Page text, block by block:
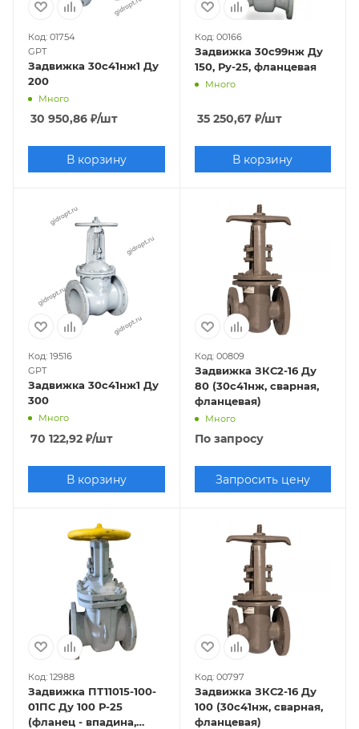
Код: 01754
GPT
Задвижка 30с41нж1 Ду
200
Много
30 950,86 ₽/шт
В корзину
Код: 00166
Задвижка 30с99нж Ду
150, Ру-25, фланцевая
Много
35 250,67₽/шт
В корзину
Код: 19516
GPT
Задвижка 30с41нж1 Ду
300
Много
70 122,92 ₽/шт
В корзину
Код: 00809
Задвижка ЗКС2-16 Ду
80 (30с41нж, сварная,
фланцевая)
Много
По запросу
Запросить цену
Код: 12988
Задвижка ПТ11015-100-
01ПС Ду 100 Р-25
(фланец - впадина,
Код: 00797
Задвижка ЗКС2-16 Ду
100 (30с41нж, сварная,
фланцевая)